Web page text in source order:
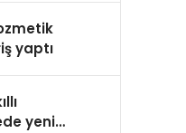
yaptı
yeni